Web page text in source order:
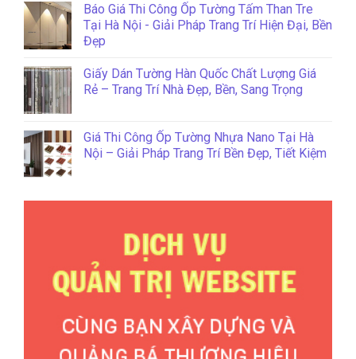
Báo Giá Thi Công Ốp Tường Tấm Than Tre
Tại Hà Nội - Giải Pháp Trang Trí Hiện Đại, Bền
Đẹp
Giấy Dán Tường Hàn Quốc Chất Lượng Giá
Rẻ – Trang Trí Nhà Đẹp, Bền, Sang Trọng
Giá Thi Công Ốp Tường Nhựa Nano Tại Hà
Nội – Giải Pháp Trang Trí Bền Đẹp, Tiết Kiệm